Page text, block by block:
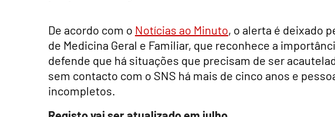
De acordo com o Notícias ao Minuto, o alerta é deixado
de Medicina Geral e Familiar, que reconhece a
defende que há situações que precisam de ser
sem contacto com o SNS há mais de cinco anos e
incompletos.